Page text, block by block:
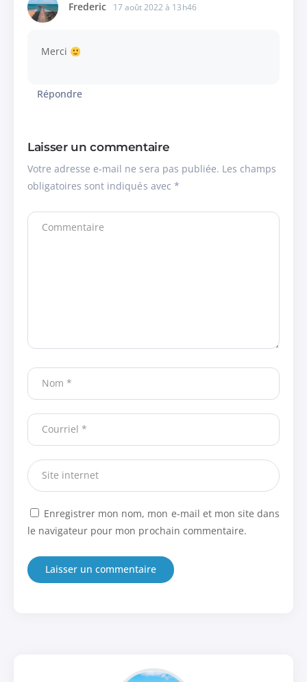
Frederic 17 août 2022 à 13h46
Merci
Répondre
Laisser un commentaire
Votre adresse e-mail ne sera pas publiée. Les champs
obligatoires sont indiqués avec *
Enregistrer mon nom, mon e-mail et mon site dans
le navigateur pour mon prochain commentaire.